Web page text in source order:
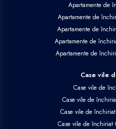
Apartamente de
Apartamente de
Apartamente de
Apartamente de
Apartamente de
Case vile
Case vile de
Case vile de
Case vile de
Case vile de închiriat